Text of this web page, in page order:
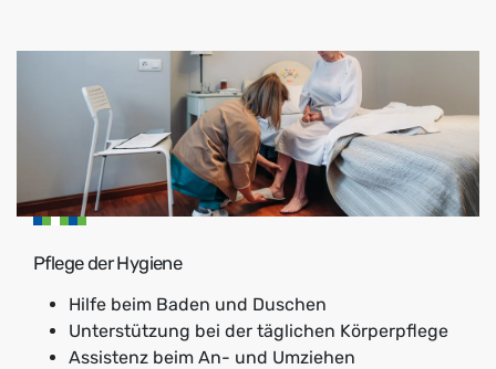
Pflege der Hygiene
Hilfe beim Baden und Duschen
Unterstützung bei der täglichen Körperpflege
Assistenz beim An- und Umziehen